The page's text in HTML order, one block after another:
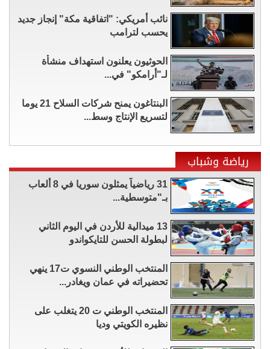
نائب أمريكي: "اتفاقية مكة" إنجاز جديد
يحسب لترامب
الحوثيون يعلنون استهداف منشأة
لـ"أرامكو" في...
البنتاغون يمنح شركات السلاح 21 يوما
لتسريع الإنتاج وسط...
رياضة وشباب
31 رياضياً يمثلون سوريا في 8 ألعاب
بـ"متوسطية...
13 ميدالية للأردن في اليوم الثاني
لبطولة الحسن للتايكواندو
المنتخب الوطني النسوي ت17 ينهي
تحضيراته في عمان ويغادر...
المنتخب الوطني ت 20 يتغلب على
نظيره الكويتي وديا